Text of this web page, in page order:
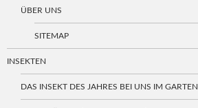
ÜBER UNS
SITEMAP
INSEKTEN
DAS INSEKT DES JAHRES BEI UNS IM GARTEN